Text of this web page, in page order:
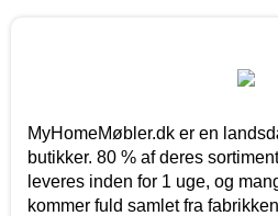
MyHomeMøbler.dk er en
butikker. 80 % af deres
leveres inden for 1 uge, og
kommer fuld samlet fra